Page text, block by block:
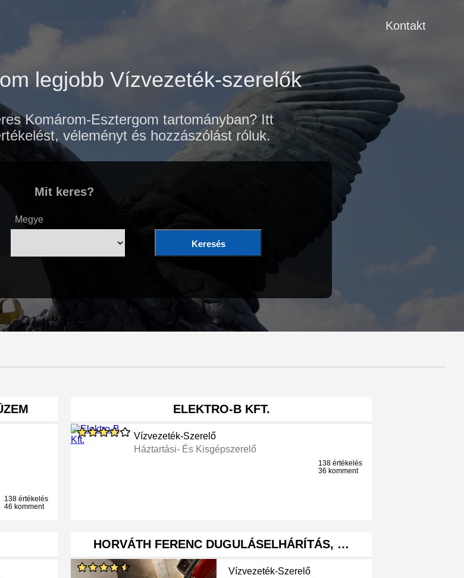
Kontakt
legjobb Vízvezeték-szerelők
Komárom-Esztergom tartományban? Itt
véleményt és hozzászólást róluk.
Mit keres?
Megye
Keresés
138 értékelés
46 komment
ELEKTRO-B KFT.
Vízvezeték-Szerelő
Háztartási- És Kisgépszerelő
138 értékelés
36 komment
HORVÁTH FERENC DUGULÁSELHÁRÍTÁS, …
Vízvezeték-Szerelő